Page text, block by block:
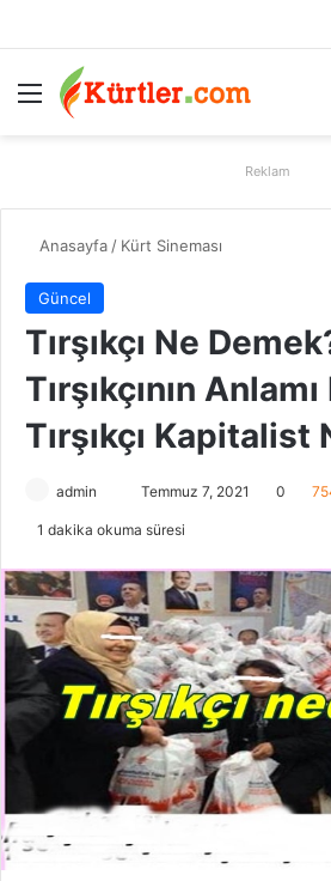
Menü
Reklam
Anasayfa / Kürt Sineması
Güncel
Tırşıkçı Ne
Tırşıkçının
Tırşıkçı Kapitalist
admin
e
-
p
o
s
t
a
g
ö
d
Temmuz 7, 2021 0
1 dakika okuma süresi